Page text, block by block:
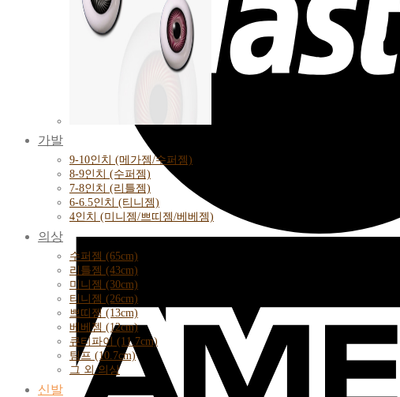
가발
9-10인치 (메가젬/수퍼젬)
8-9인치 (수퍼젬)
7-8인치 (리틀젬)
6-6.5인치 (티니젬)
4인치 (미니젬/쁘띠젬/베베젬)
의상
수퍼젬 (65cm)
리틀젬 (43cm)
미니젬 (30cm)
티니젬 (26cm)
쁘띠젬 (13cm)
베베젬 (12cm)
큐티파이 (11.7cm)
팀프 (10.7cm)
그 외 의상
신발